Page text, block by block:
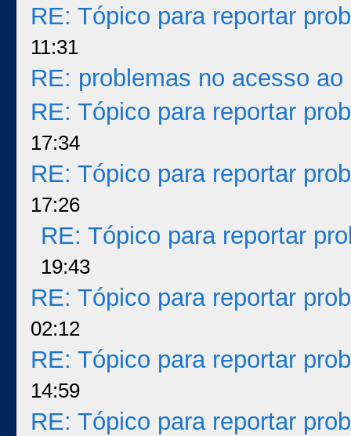
RE: Tópico para reportar
11:31
RE: problemas no acesso
RE: Tópico para reportar
17:34
RE: Tópico para reportar
17:26
RE: Tópico para reportar
19:43
RE: Tópico para reportar
02:12
RE: Tópico para reportar
14:59
RE: Tópico para reportar